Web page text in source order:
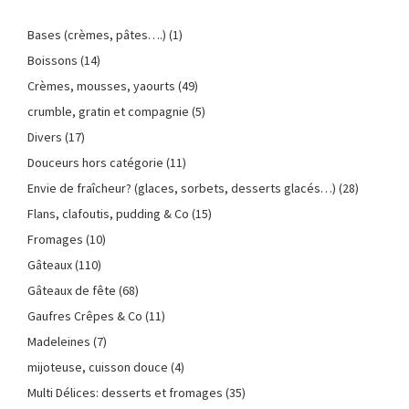
Bases (crèmes, pâtes….) (1)
Boissons (14)
Crèmes, mousses, yaourts (49)
crumble, gratin et compagnie (5)
Divers (17)
Douceurs hors catégorie (11)
Envie de fraîcheur? (glaces, sorbets, desserts glacés…) (28)
Flans, clafoutis, pudding & Co (15)
Fromages (10)
Gâteaux(110)
Gâteaux de fête (68)
Gaufres Crêpes & Co (11)
Madeleines (7)
mijoteuse, cuisson douce (4)
Multi Délices: desserts et fromages (35)